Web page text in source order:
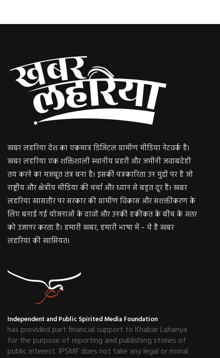
खबर लहरिया देश का एकमात्र डिजिटल ग्रामीण मीडिया नेटवर्क है।
खबर लहरिया एक शक्तिशाली स्थानीय प्रहरी और जमीनी जवाबदेही
तय करने का मजबूत तंत्र बना है। इसकी पत्रकारिता उन मुद्दों पर है जो
राष्ट्रीय और क्षेत्रीय मीडिया की चर्चा और ध्यान से बहुत दूर हैं। खबर
लहरिया खासतौर पर सरकार की ग्रामीण विकास और सशक्तीकरण के
लिए बनाई गई योजनाओं के दावों और उनकी हकीकत के बीच के अंतर
को उजागर करता है। हमारी खबर, हमारी भाषा में – ये है खबर
लहरिया की खासियत।
Independent and Public Spirited Media Foundation
has provided part financial support to Khabar Lahariya
for the purpose of reporting and publishing stories of
public interest. IPSMF does not take any legal or moral